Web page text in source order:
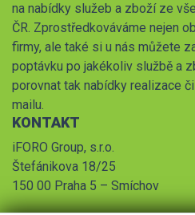
na nabídky služeb a zboží ze
ČR. Zprostředkováváme nejen
firmy, ale také si u nás můžete
poptávku po jakékoliv službě a
porovnat tak nabídky realizace
mailu.
KONTAKT
iFORO Group, s.r.o.
Štefánikova 18/25
150 00 Praha 5 – Smíchov